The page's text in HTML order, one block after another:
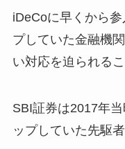
iDeCoに早くから
プしていた金融機
い対応を迫られる
SBI証券は2017年
ップしていた先駆